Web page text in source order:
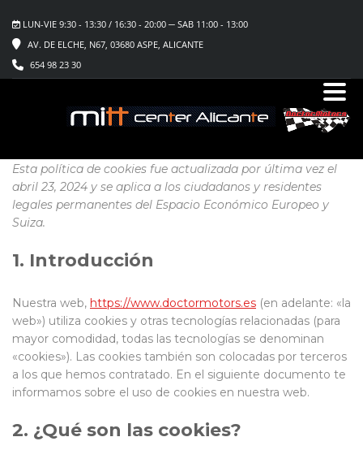
LUN-VIE 9:30 - 13:30 / 16:30 - 20:00 ─ SAB 11:00 - 13:00
AV. DE ELCHE, N67, 03680 ASPE, ALICANTE
654 98 23 30
Esta política de cookies fue actualizada por última vez el
abril 23, 2024 y se aplica a los ciudadanos y residentes
legales permanentes del Espacio Económico Europeo y
Suiza.
1. Introducción
Nuestra web, https://www.doctormotors.es (en adelante: «la
web») utiliza cookies y otras tecnologías relacionadas (para
mayor comodidad, todas las tecnologías se denominan
«cookies»). Las cookies también son colocadas por terceros
a los que hemos contratado. En el siguiente documento te
informamos sobre el uso de cookies en nuestra web.
2. ¿Qué son las cookies?